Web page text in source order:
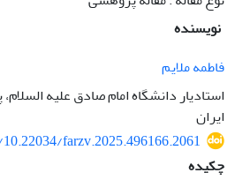
نویسنده
فاطمه ملایم
استادیار دانشگاه امام صادق علیه
ایران
farzv.2025.496166.2061
چکیده